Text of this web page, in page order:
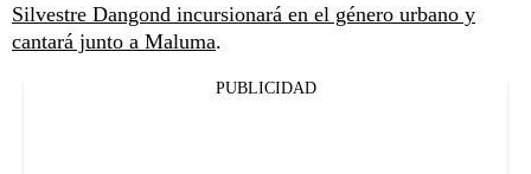
Silvestre Dangond incursionará en el género urbano y
cantará junto a Maluma.
PUBLICIDAD